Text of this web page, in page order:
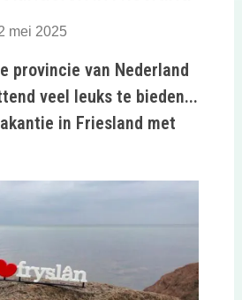
mei 2025
provincie van Nederland
veel leuks te bieden...
in Friesland met